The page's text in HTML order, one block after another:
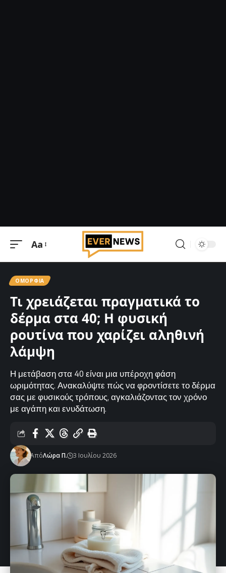
Μεγέθυνση
Aa
ΟΜΟΡΦΙΆ
Τι χρειάζεται πραγματικά το
δέρμα στα 40; Η φυσική
ρουτίνα που χαρίζει αληθινή
λάμψη
Η μετάβαση στα 40 είναι μια υπέροχη φάση
ωριμότητας. Ανακαλύψτε πώς να φροντίσετε το δέρμα
σας με φυσικούς τρόπους, αγκαλιάζοντας τον χρόνο
με αγάπη και ενυδάτωση.
ΑπόΛώρα Π. 3 Ιουλίου 2026